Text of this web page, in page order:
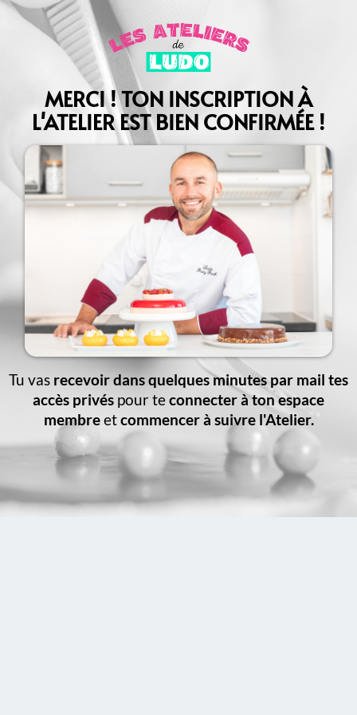
MERCI ! TON INSCRIPTION À
L'ATELIER EST BIEN CONFIRMÉE !
Tu vas recevoir dans quelques minutes par mail tes
accès privés pour teconnecter à ton espace
membreetcommencer à suivre l'Atelier.